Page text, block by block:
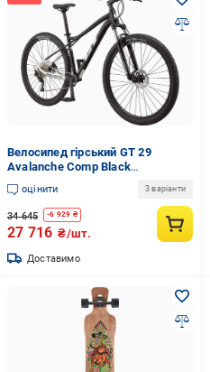
Велосипед гірський GT 29
Avalanche Comp Black
(UDV64B840D4A654.4)
оцінити 3 варіанти
34 645 -6 929 ₴
27 716 ₴/шт.
Доставимо